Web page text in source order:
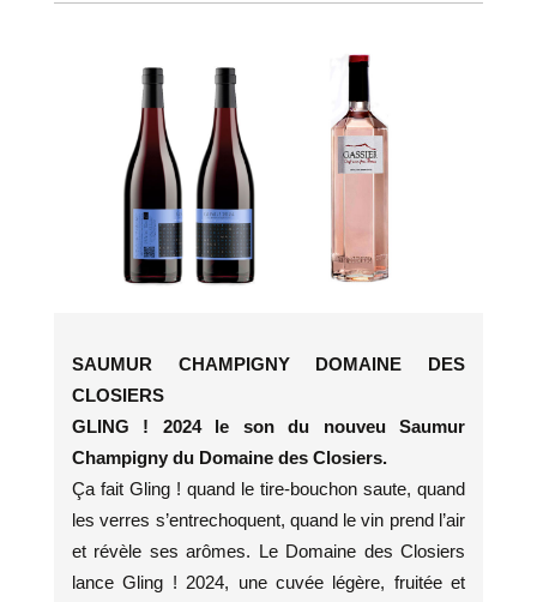
SAUMUR CHAMPIGNY DOMAINE DES
CLOSIERS
GLING ! 2024 le son du nouveu Saumur
Champigny du Domaine des Closiers.
Ça fait Gling ! quand le tire-bouchon saute, quand
les verres s’entrechoquent, quand le vin prend l’air
et révèle ses arômes. Le Domaine des Closiers
lance Gling ! 2024, une cuvée légère, fruitée et